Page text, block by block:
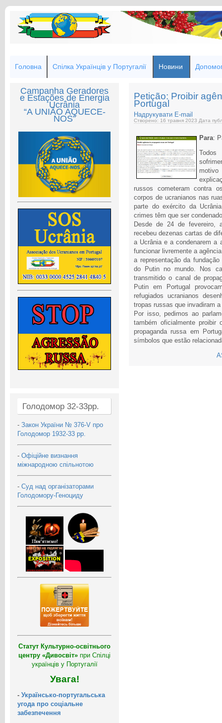
Головна Спілка Українців у Португалії Новини
Campanha Geradores
e Estações de Energia
Ucrânia
“A UNIÃO AQUECE-
NOS”
Голодомор 32-33рр.
- Закон України № 376-V про
Голодомор 1932-33 рр.
- Офіційне визнання
міжнародною спільнотою
- Суд над організаторами
Голодомору-Геноциду
Статут Культурно-освітнього
центру «Дивосвіт» при Спілці
українців у Португалії
Увага!
- Українсько-португальська
угода про соціальне
забезпечення
Petição: Proibir
Portugal
Надрукувати E-mail
Створено: 16 травня 2023 Дата
Para:
russos cometeram contra
corpos de ucranianos nas
parte do exército da
crimes têm que ser
Desde de 24 de fevereiro,
recebeu dezenas cartas de
a Ucrânia e a condenarem a
funcionar livremente a
a representação da
do Putin no mundo. Nos
transmitido o canal de
Putin em Portugal
refugiados ucranianos
tropas russas que invadiram
Por isso, pedimos ao
também oficialmente proibir
propaganda russa em
símbolos que estão